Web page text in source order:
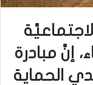
إنَّ مبادرة
الحماية